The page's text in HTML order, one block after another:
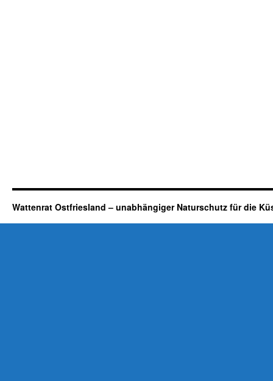
Wattenrat Ostfriesland – unabhängiger Naturschutz für die